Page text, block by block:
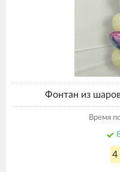
Фонтан из
Время
4